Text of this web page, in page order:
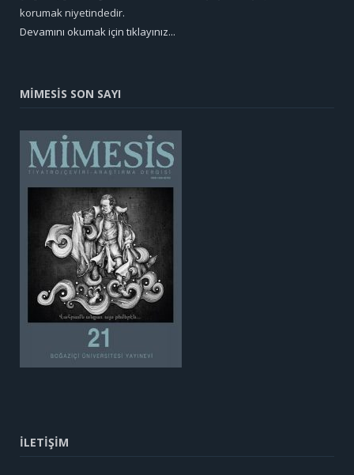
korumak niyetindedir.
Devamını okumak için tıklayınız...
MİMESİS SON SAYI
İLETİŞİM